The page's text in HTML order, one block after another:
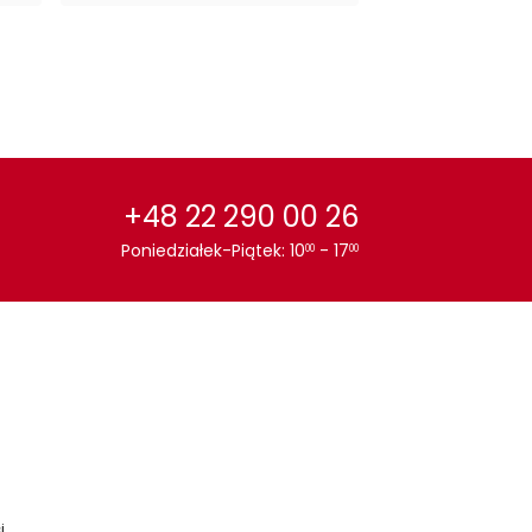
+48 22 290 00 26
Poniedziałek-Piątek: 1000 - 1700